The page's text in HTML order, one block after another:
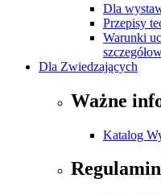
Dla
Przepisy
Warunki
Dla Zwiedzających
Ważne
Katalog